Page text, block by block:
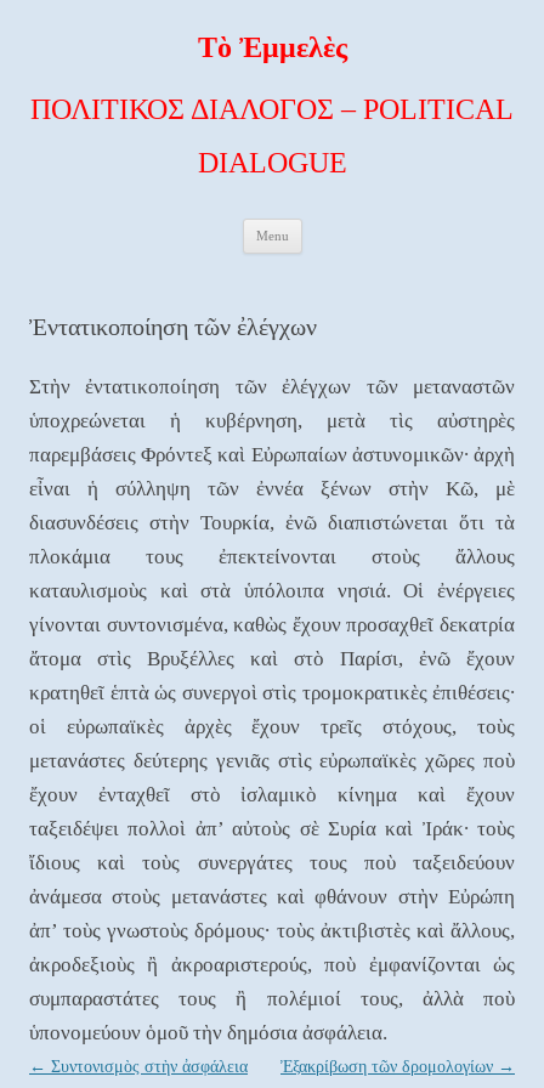
Τὸ Ἐμμελὲς
ΠΟΛΙΤΙΚΟΣ ΔΙΑΛΟΓΟΣ – POLITICAL
DIALOGUE
Menu
Ἐντατικοποίηση τῶν ἐλέγχων
Στὴν ἐντατικοποίηση τῶν ἐλέγχων τῶν μεταναστῶν
ὑποχρεώνεται ἡ κυβέρνηση, μετὰ τὶς αὐστηρὲς
παρεμβάσεις Φρόντεξ καὶ Εὐρωπαίων ἀστυνομικῶν∙ ἀρχὴ
εἶναι ἡ σύλληψη τῶν ἐννέα ξένων στὴν Κῶ, μὲ
διασυνδέσεις στὴν Τουρκία, ἐνῶ διαπιστώνεται ὅτι τὰ
πλοκάμια τους ἐπεκτείνονται στοὺς ἄλλους
καταυλισμοὺς καὶ στὰ ὑπόλοιπα νησιά. Οἱ ἐνέργειες
γίνονται συντονισμένα, καθὼς ἔχουν προσαχθεῖ δεκατρία
ἄτομα στὶς Βρυξέλλες καὶ στὸ Παρίσι, ἐνῶ ἔχουν
κρατηθεῖ ἑπτὰ ὡς συνεργοὶ στὶς τρομοκρατικὲς ἐπιθέσεις∙
οἱ εὐρωπαϊκὲς ἀρχὲς ἔχουν τρεῖς στόχους, τοὺς
μετανάστες δεύτερης γενιᾶς στὶς εὐρωπαϊκὲς χῶρες ποὺ
ἔχουν ἐνταχθεῖ στὸ ἰσλαμικὸ κίνημα καὶ ἔχουν
ταξειδέψει πολλοὶ ἀπ’ αὐτοὺς σὲ Συρία καὶ Ἰράκ∙ τοὺς
ἴδιους καὶ τοὺς συνεργάτες τους ποὺ ταξειδεύουν
ἀνάμεσα στοὺς μετανάστες καὶ φθάνουν στὴν Εὐρώπη
ἀπ’ τοὺς γνωστοὺς δρόμους∙ τοὺς ἀκτιβιστὲς καὶ ἄλλους,
ἀκροδεξιοὺς ἢ ἀκροαριστερούς, ποὺ ἐμφανίζονται ὡς
συμπαραστάτες τους ἢ πολέμιοί τους, ἀλλὰ ποὺ
ὑπονομεύουν ὁμοῦ τὴν δημόσια ἀσφάλεια.
Post navigation
← Συντονισμὸς στὴν ἀσφάλεια Ἐξακρίβωση τῶν δρομολογίων →